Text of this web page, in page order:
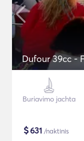
Dufour 39cc -
Buriavimo jachta
$631 /naktinis